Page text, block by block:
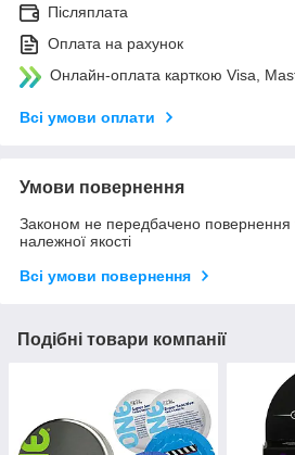
Післяплата
Оплата на рахунок
Онлайн-оплата карткою Visa,
Всі умови оплати
Умови повернення
Законом не передбачено повернення
належної якості
Всі умови повернення
Подібні товари компанії